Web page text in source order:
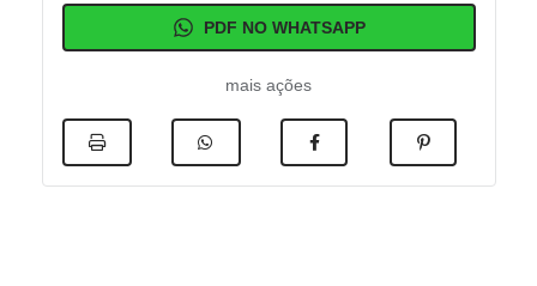
PDF NO WHATSAPP
mais ações